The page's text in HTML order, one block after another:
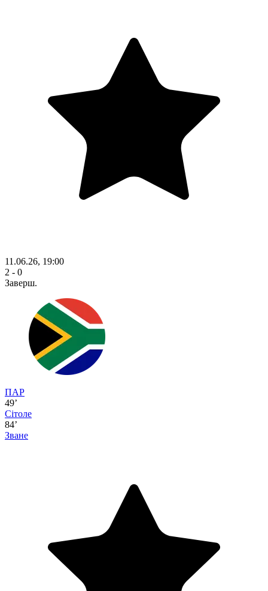
11.06.26, 19:00
2 - 0
Заверш.
ПАР
49’
Сітоле
84’
Зване